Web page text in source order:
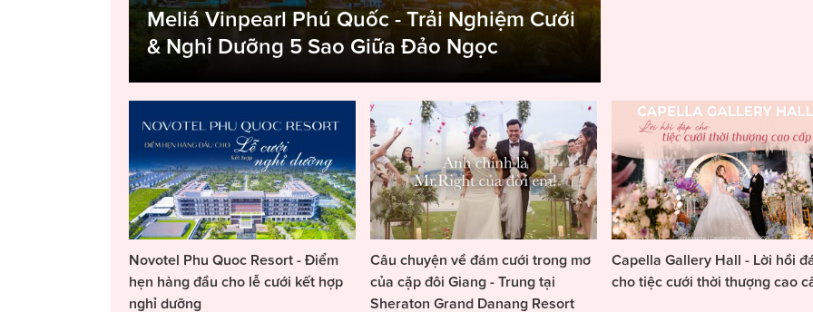
Meliá Vinpearl Phú Quốc - Trải Nghiệm Cưới
& Nghỉ Dưỡng 5 Sao Giữa Đảo Ngọc
Novotel Phu Quoc Resort - Điểm
hẹn hàng đầu cho lễ cưới kết hợp
nghỉ dưỡng
Câu chuyện về đám cưới trong mơ
của cặp đôi Giang - Trung tại
Sheraton Grand Danang Resort
Capella Gallery Hall - Lời hồi
cho tiệc cưới thời thượng cao